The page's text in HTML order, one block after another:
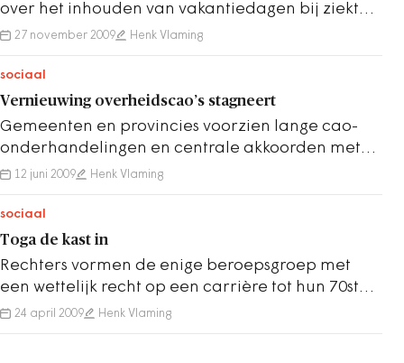
over het inhouden van vakantiedagen bij ziekte,
viel uit in het voordeel van een zieke…
27 november 2009 Henk Vlaming
sociaal
Vernieuwing overheidscao’s stagneert
Gemeenten en provincies voorzien lange cao-
onderhandelingen en centrale akkoorden met
korte looptijden. De financiële onzekerheid bij
12 juni 2009 Henk Vlaming
sociaal
Toga de kast in
Rechters vormen de enige beroepsgroep met
een wettelijk recht op een carrière tot hun 70ste
verjaardag. Toch zwaait de overgrote…
24 april 2009 Henk Vlaming